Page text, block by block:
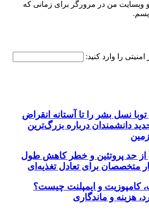
و وبسایت من در مرورگر برای زمانی که
امنیتی را وارد کنید:
توبا نسل بشر را تا آستانه انقراض
دانشمندان درباره بزرگ‌ترین
حد پروتئین و خطر کاهش طول
کامپوزیت و ایمپلنت چیست؟
هزینه و ماندگاری